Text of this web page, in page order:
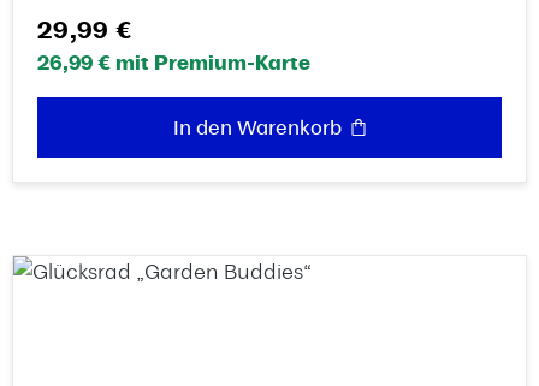
Regulärer Preis:
29,99 €
26,99 € mit Premium-Karte
In den Warenkorb